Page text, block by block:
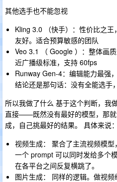
其他选手也不能忽视
Kling 3.0 （快手）：性价比之
友好。适合预算敏感的团队
Veo 3.1 （ Google ）：整体画
近广播级标准，支持 60fps
Runway Gen-4：编辑能力最强
结论还是那句话：没有全能选手
所以我做了什么 基于这个判断，我
直接——既然没有最好的模型，那
成，自己挑最好的结果。 具体来说：
视频生成： 聚合了主流视频模
一个 prompt 可以同时发给多个
在各平台之间反复横跳了。
图片生成： 同样的逻辑。做视频